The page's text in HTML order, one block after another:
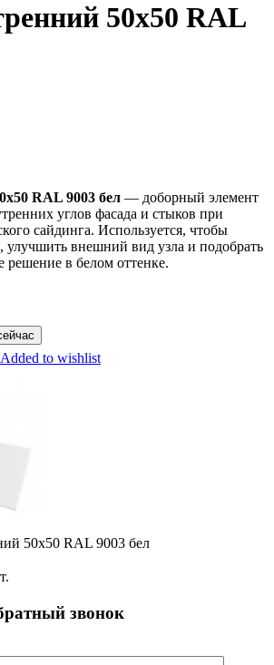
50х50 RAL
RAL 9003 бел — доборный элемент
углов фасада и стыков при
сайдинга. Используется, чтобы
улучшить внешний вид узла и подобрать
решение в белом оттенке.
Added to wishlist
50х50 RAL 9003 бел
звонок